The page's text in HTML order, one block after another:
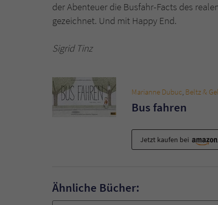
der Abenteuer die Busfahr-Facts des
gezeichnet. Und mit Happy End.
Sigrid Tinz
Marianne Dubuc, Beltz &
Bus fahren
Jetzt kaufen bei
Ähnliche Bücher: